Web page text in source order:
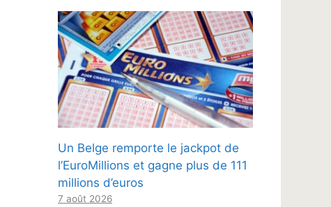
Un Belge remporte le jackpot de
l’EuroMillions et gagne plus de 111
millions d’euros
7 août 2026